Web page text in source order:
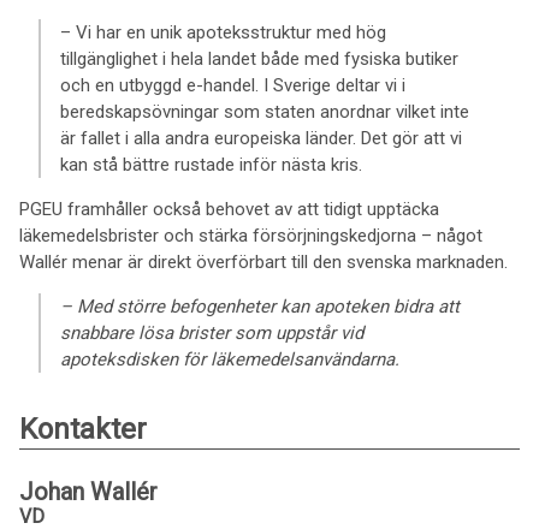
– Vi har en unik apoteksstruktur med hög
tillgänglighet i hela landet både med fysiska butiker
och en utbyggd e-handel. I Sverige deltar vi i
beredskapsövningar som staten anordnar vilket inte
är fallet i alla andra europeiska länder. Det gör att vi
kan stå bättre rustade inför nästa kris.
PGEU framhåller också behovet av att tidigt upptäcka
läkemedelsbrister och stärka försörjningskedjorna – något
Wallér menar är direkt överförbart till den svenska marknaden.
– Med större befogenheter kan apoteken bidra att
snabbare lösa brister som uppstår vid
apoteksdisken för läkemedelsanvändarna.
Kontakter
Johan Wallér
VD